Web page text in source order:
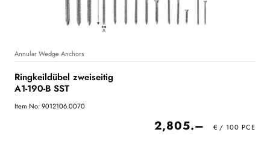
Annular Wedge Anchors
Ringkeildübel zweiseitig
A1-190-B SST
Item No: 9012106.0070
2,805.–